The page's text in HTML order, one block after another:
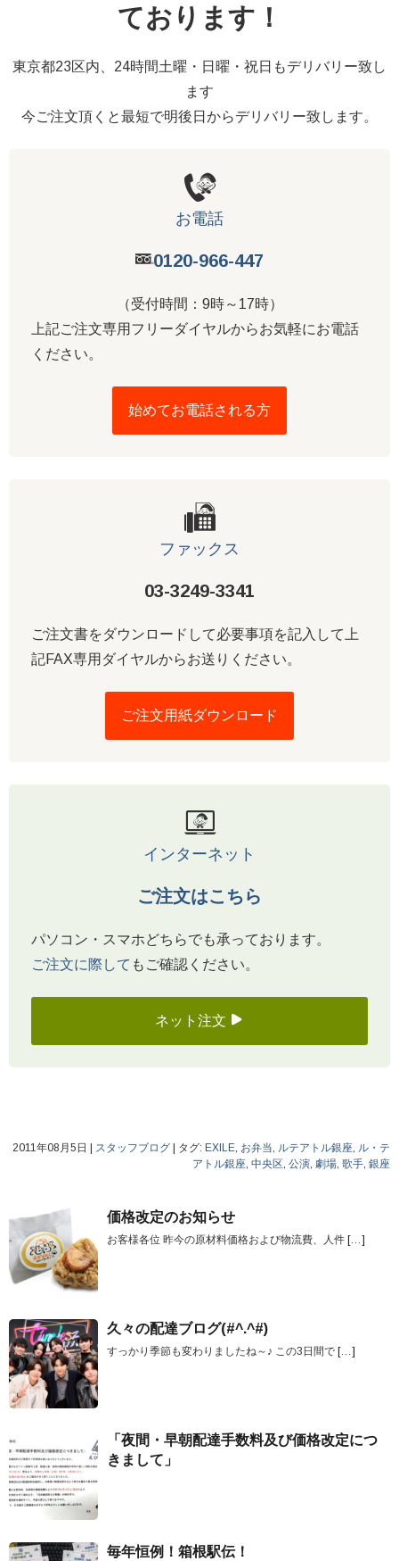
ております！
東京都23区内、24時間土曜・日曜・祝日もデリバリー致し
ます
今ご注文頂くと最短で明後日からデリバリー致します。
お電話
0120-966-447
（受付時間：9時～17時）
上記ご注文専用フリーダイヤルからお気軽にお電話
ください。
始めてお電話される方
ファックス
03-3249-3341
ご注文書をダウンロードして必要事項を記入して上
記FAX専用ダイヤルからお送りください。
ご注文用紙ダウンロード
インターネット
ご注文はこちら
パソコン・スマホどちらでも承っております。
ご注文に際して もご確認ください。
ネット注文
2011年08月5日 スタッフブログ タグ: EXILE, お弁当, ルテアトル銀座, ル・テ
アトル銀座, 中央区, 公演, 劇場, 歌手, 銀座
価格改定のお知らせ
お客様各位 昨今の原材料価格および物流費、人件 […]
久々の配達ブログ(#^.^#)
すっかり季節も変わりましたね～♪ この3日間で […]
「夜間・早朝配達手数料及び価格改定につ
きまして」
毎年恒例！箱根駅伝！